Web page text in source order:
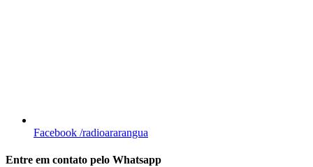
Facebook /radioararangua
Entre em contato pelo Whatsapp